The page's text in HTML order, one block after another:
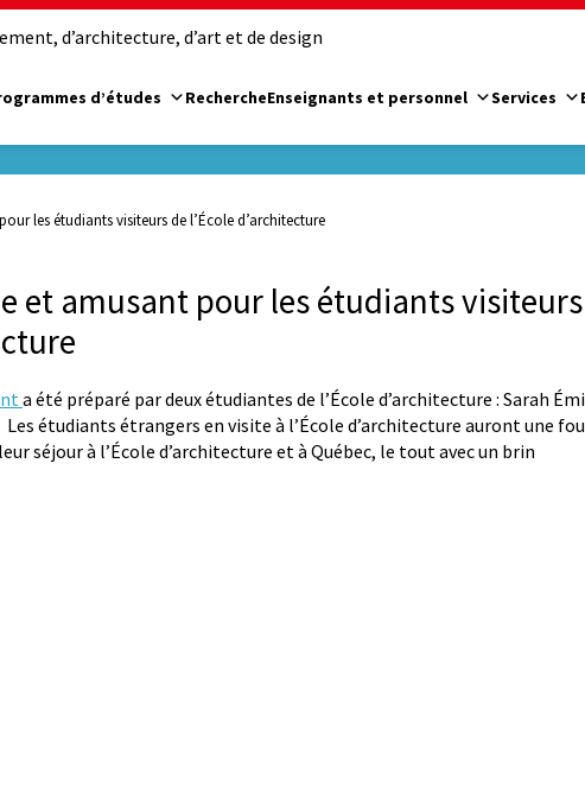
d’architecture, d’art et de design
d’études RechercheEnseignants et personnel Services
les étudiants visiteurs de l’École d’architecture
et amusant pour les étudiants visiteurs
a été préparé par deux étudiantes de l’École d’architecture : Sarah
étudiants étrangers en visite à l’École d’architecture auront une
séjour à l’École d’architecture et à Québec, le tout avec un brin